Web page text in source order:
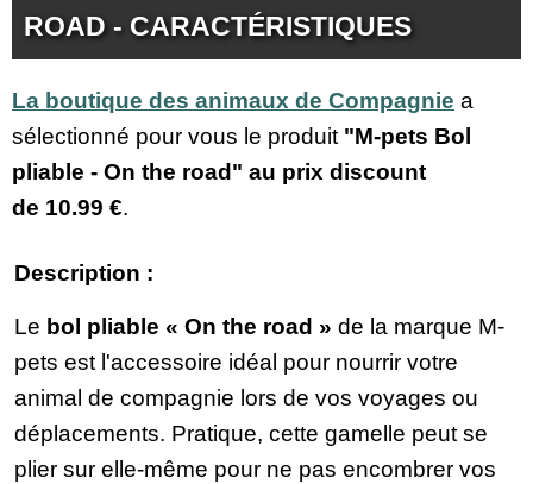
ROAD - CARACTÉRISTIQUES
La boutique des animaux de Compagnie a
sélectionné pour vous le produit "M-pets Bol
pliable - On the road" au prix discount
de 10.99 €.
Description :
Le bol pliable « On the road » de la marque M-
pets est l'accessoire idéal pour nourrir votre
animal de compagnie lors de vos voyages ou
déplacements. Pratique, cette gamelle peut se
plier sur elle-même pour ne pas encombrer vos